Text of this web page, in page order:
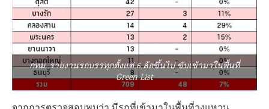
กทม. รายงานรถบรรทุกตั้งแต่ 6 ล้อขึ้นไป ขับเข้ามาในพื้นที่
Green List